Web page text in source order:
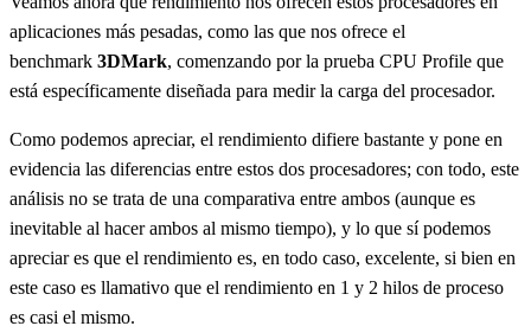
aplicaciones más pesadas, como las que nos ofrece el
benchmark 3DMark, comenzando por la prueba CPU Profile que
está específicamente diseñada para medir la carga del procesador.
Como podemos apreciar, el rendimiento difiere bastante y pone en
evidencia las diferencias entre estos dos procesadores; con todo, este
análisis no se trata de una comparativa entre ambos (aunque es
inevitable al hacer ambos al mismo tiempo), y lo que sí podemos
apreciar es que el rendimiento es, en todo caso, excelente, si bien en
este caso es llamativo que el rendimiento en 1 y 2 hilos de proceso
es casi el mismo.